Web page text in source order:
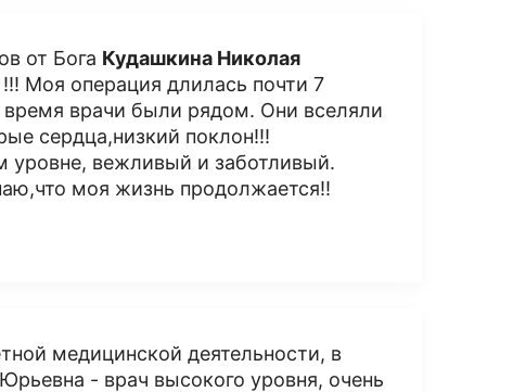
от Бога Кудашкина Николая
!!! Моя операция длилась почти 7
время врачи были рядом. Они вселяли
сердца,низкий поклон!!!
уровне, вежливый и заботливый.
моя жизнь продолжается!!
медицинской деятельности, в
- врач высокого уровня, очень